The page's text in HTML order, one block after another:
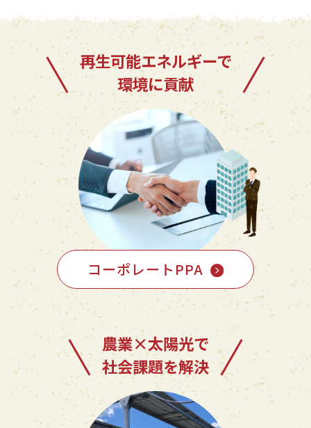
再生可能エネルギーで
環境に貢献
コーポレートPPA
農業×太陽光で
社会課題を解決